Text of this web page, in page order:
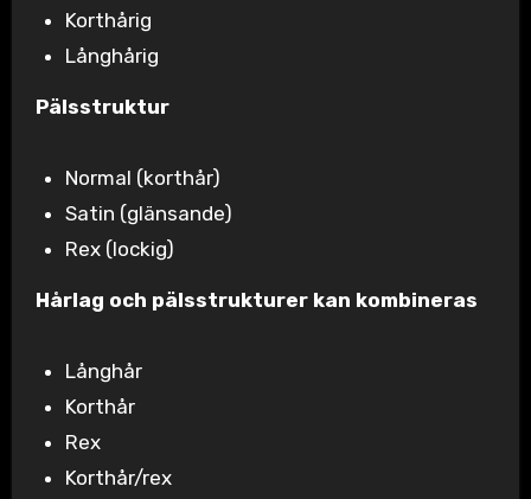
Korthårig
Långhårig
Pälsstruktur
Normal (korthår)
Satin (glänsande)
Rex (lockig)
Hårlag och pälsstrukturer kan kombineras
Långhår
Korthår
Rex
Korthår/rex